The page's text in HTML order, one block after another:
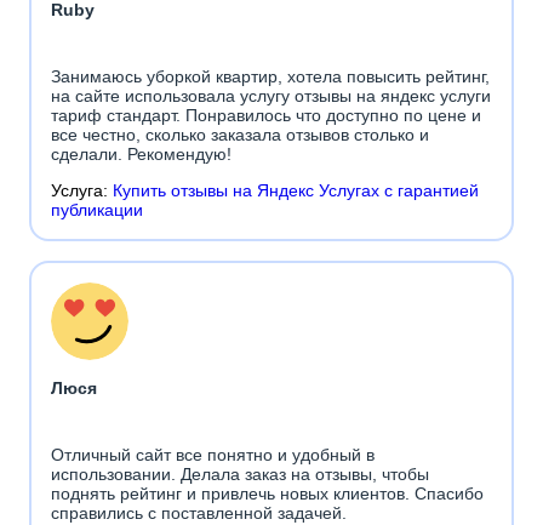
Ruby
Занимаюсь уборкой квартир, хотела повысить рейтинг,
на сайте использовала услугу отзывы на яндекс услуги
тариф стандарт. Понравилось что доступно по цене и
все честно, сколько заказала отзывов столько и
сделали. Рекомендую!
Услуга: Купить отзывы на Яндекс Услугах с гарантией
публикации
Люся
Отличный сайт все понятно и удобный в
использовании. Делала заказ на отзывы, чтобы
поднять рейтинг и привлечь новых клиентов. Спасибо
справились с поставленной задачей.